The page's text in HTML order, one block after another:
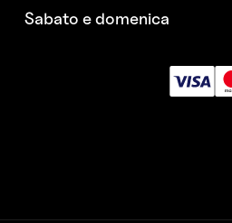
Sabato e domenica